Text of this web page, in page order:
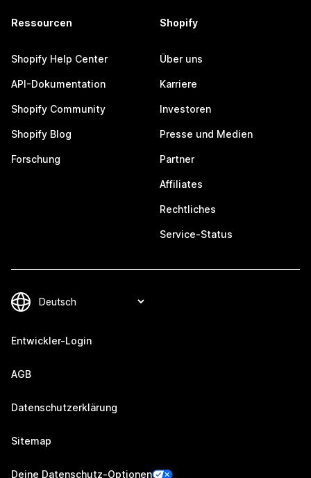
Ressourcen
Shopify Help Center
API-Dokumentation
Shopify Community
Shopify Blog
Forschung
Shopify
Über uns
Karriere
Investoren
Presse und Medien
Partner
Affiliates
Rechtliches
Service-Status
Entwickler-Login
AGB
Datenschutzerklärung
Sitemap
Deine Datenschutz-Optionen